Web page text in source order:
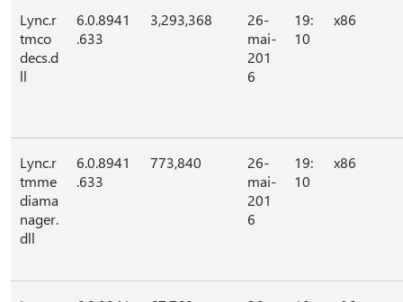
Lync.r
tmco
decs.d
ll
6.0.8941
.633
3,293,368
26-
mai-
201
6
19:
10
x86
Lync.r
tmme
diama
nager.
dll
6.0.8941
.633
773,840
26-
mai-
201
6
19:
10
x86